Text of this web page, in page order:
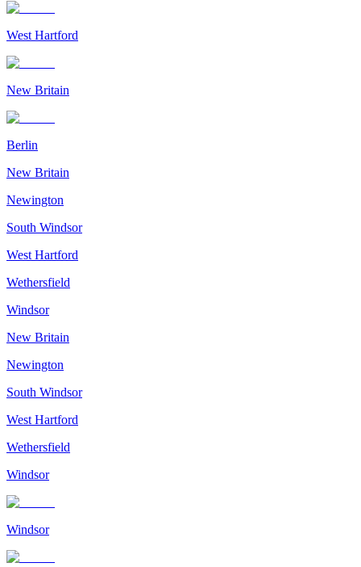
West Hartford
New Britain
Berlin
New Britain
Newington
South Windsor
West Hartford
Wethersfield
Windsor
New Britain
Newington
South Windsor
West Hartford
Wethersfield
Windsor
Windsor